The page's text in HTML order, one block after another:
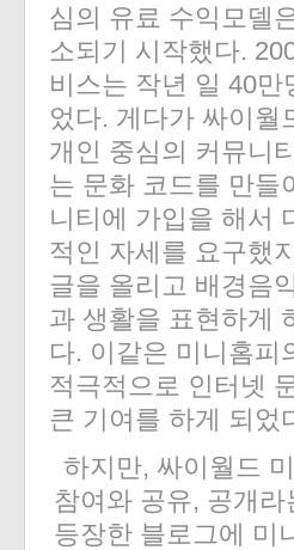
심의 유료 수익모델
소되기 시작했다.
비스는 작년 일 40
었다. 게다가 싸이월
개인 중심의 커뮤니
는 문화 코드를 만들
니티에 가입을 해서
적인 자세를 요구했
글을 올리고 배경음
과 생활을 표현하게
다. 이같은 미니홈피
적극적으로 인터넷
큰 기여를 하게 되었
하지만, 싸이월드
참여와 공유, 공개
등장한 블로그에 미